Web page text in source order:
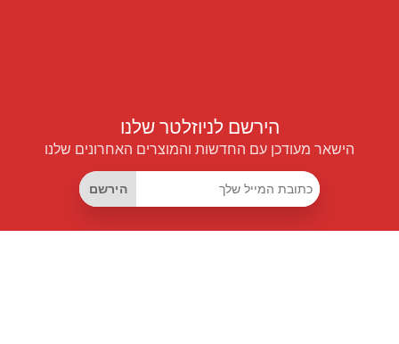
הירשם לניוזלטר שלנו
הישאר מעודכן עם החדשות והמוצרים האחרונים שלנו
הירשם